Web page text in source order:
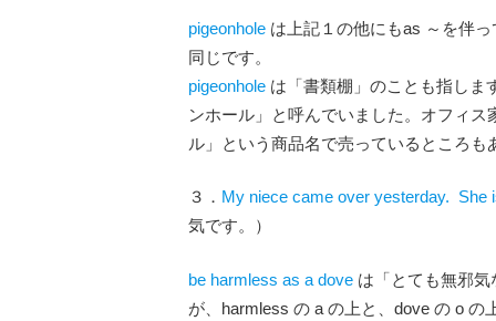
pigeonhole は上記１の他にもas ～を伴
同じです。
pigeonholeは「書類棚」のことも指しま
ンホール」と呼んでいました。オフィ
ル」という商品名で売っているところも
３． My niece came over yesterday.
気です。）
be harmless as a dove は「とても無邪
が、harmless の a の上と、dove の o の